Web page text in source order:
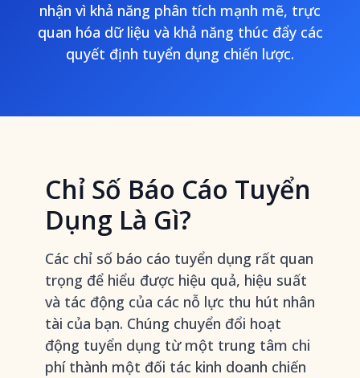
nhận vì khả năng phân tích mạnh mẽ, trực
quan hóa dữ liệu và khả năng thúc đẩy các
quyết định tuyển dụng chiến lược.
Chỉ Số Báo Cáo Tuyển
Dụng Là Gì?
Các chỉ số báo cáo tuyển dụng rất quan
trọng để hiểu được hiệu quả, hiệu suất
và tác động của các nỗ lực thu hút nhân
tài của bạn. Chúng chuyển đổi hoạt
động tuyển dụng từ một trung tâm chi
phí thành một đối tác kinh doanh chiến